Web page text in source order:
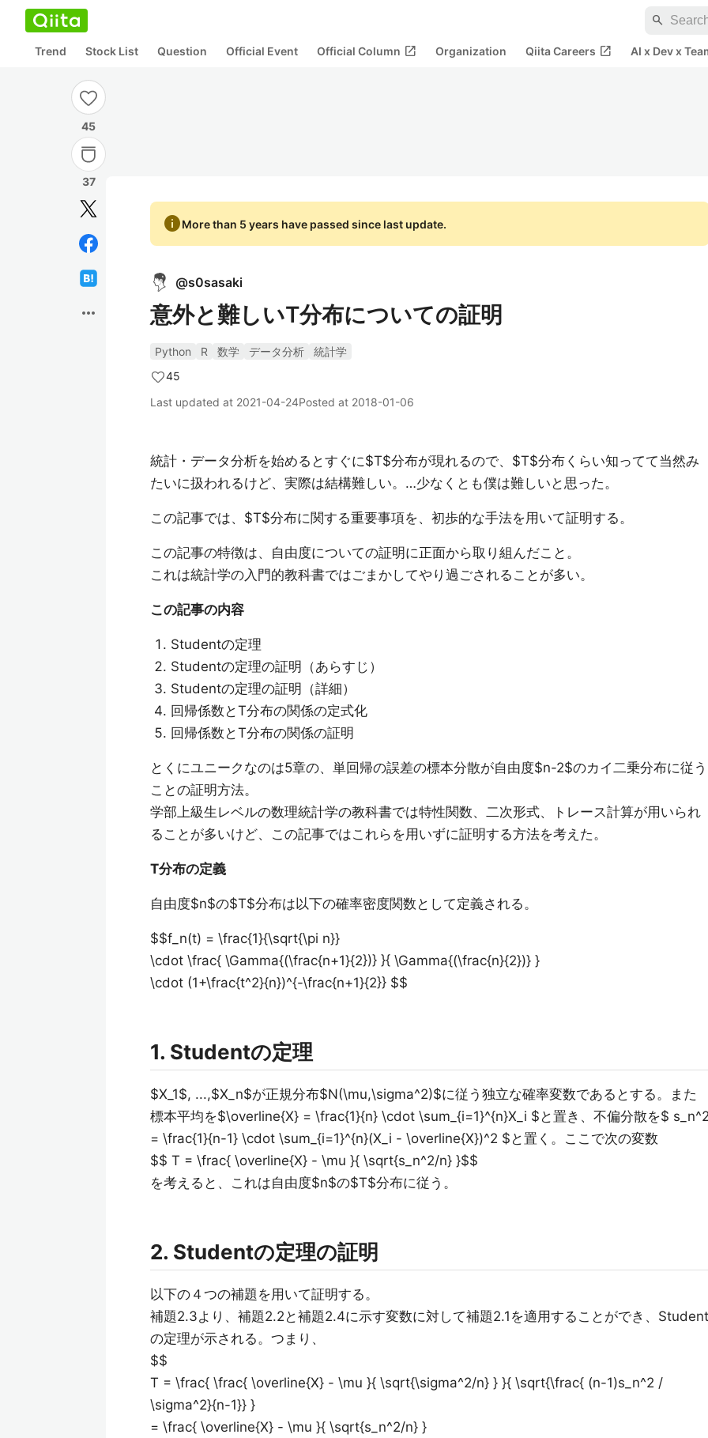
search
Trend Stock List Question Official Event Official Column open_in_new Organization Qiita Careers open_in_new AI x Dev x
45
37
more_horiz
infoMore than 5 years have passed since last update.
@s0sasaki
意外と難しいT分布についての証明
Python R 数学 データ分析
統計学
45
Last updated at 2021-04-24Posted at 2018-01-06
統計・データ分析を始めるとすぐに$T$分布が現れるので、$T$分布くらい知ってて当然み
たいに扱われるけど、実際は結構難しい。…少なくとも僕は難しいと思った。
この記事では、$T$分布に関する重要事項を、初歩的な手法を用いて証明する。
この記事の特徴は、自由度についての証明に正面から取り組んだこと。
これは統計学の入門的教科書ではごまかしてやり過ごされることが多い。
この記事の内容
Studentの定理
Studentの定理の証明（あらすじ）
Studentの定理の証明（詳細）
回帰係数とT分布の関係の定式化
回帰係数とT分布の関係の証明
とくにユニークなのは5章の、単回帰の誤差の標本分散が自由度$n-2$のカイ二乗分布に従う
ことの証明方法。
学部上級生レベルの数理統計学の教科書では特性関数、二次形式、トレース計算が用いられ
ることが多いけど、この記事ではこれらを用いずに証明する方法を考えた。
T分布の定義
自由度$n$の$T$分布は以下の確率密度関数として定義される。
$$f_n(t) = \frac{1}{\sqrt{\pi n}}
\cdot \frac{ \Gamma{(\frac{n+1}{2})} }{ \Gamma{(\frac{n}{2})} }
\cdot (1+\frac{t^2}{n})^{-\frac{n+1}{2}} $$
1. Studentの定理
$X_1$, ...,$X_n$が正規分布$N(\mu,\sigma^2)$に従う独立な確率変数であるとする。また
標本平均を$\overline{X} = \frac{1}{n} \cdot \sum_{i=1}^{n}X_i $と置き、不偏分散を$
= \frac{1}{n-1} \cdot \sum_{i=1}^{n}(X_i - \overline{X})^2 $と置く。ここで次の変数
$$ T = \frac{ \overline{X} - \mu }{ \sqrt{s_n^2/n} }$$
を考えると、これは自由度$n$の$T$分布に従う。
2. Studentの定理の証明
以下の４つの補題を用いて証明する。
補題2.3より、補題2.2と補題2.4に示す変数に対して補題2.1を適用することができ、Student
の定理が示される。つまり、
$$
T = \frac{ \frac{ \overline{X} - \mu }{ \sqrt{\sigma^2/n} } }{ \sqrt{\frac{ (n-1)s_n^2 /
\sigma^2}{n-1}} }
= \frac{ \overline{X} - \mu }{ \sqrt{s_n^2/n} }